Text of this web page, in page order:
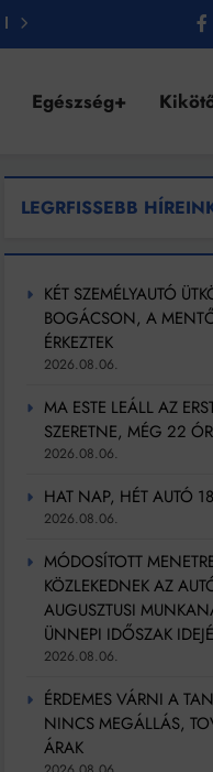
Egészség+
LEGRFISSEBB
KÉT SZEMÉLYAUTÓ
BOGÁCSON, A
ÉRKEZTEK
2026.08.06.
MA ESTE LEÁLL AZ
SZERETNE, MÉG 22
2026.08.06.
HAT NAP, HÉT AUTÓ
2026.08.06.
MÓDOSÍTOTT
KÖZLEKEDNEK AZ
AUGUSZTUSI
ÜNNEPI IDŐSZAK
2026.08.06.
ÉRDEMES VÁRNI A
NINCS MEGÁLLÁS,
ÁRAK